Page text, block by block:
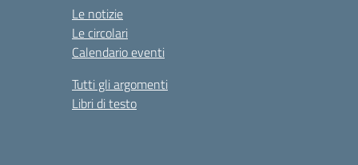
Le notizie
Le circolari
Calendario eventi
Tutti gli argomenti
Libri di testo